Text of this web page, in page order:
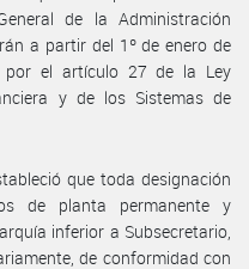
de la Administración
a partir del 1º de enero de
el artículo 27 de la Ley
y de los Sistemas de
que toda designación
de planta permanente y
inferior a Subsecretario,
de conformidad con